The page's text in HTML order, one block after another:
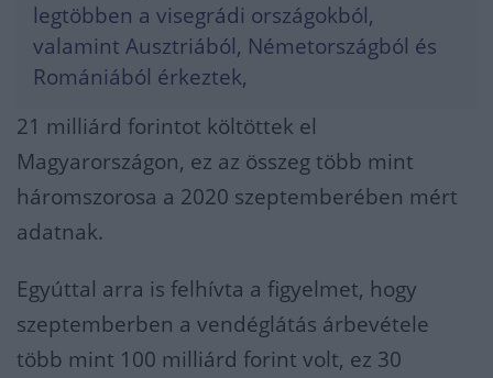
legtöbben a visegrádi országokból,
valamint Ausztriából, Németországból és
Romániából érkeztek,
21 milliárd forintot költöttek el
Magyarországon, ez az összeg több mint
háromszorosa a 2020 szeptemberében mért
adatnak.
Egyúttal arra is felhívta a figyelmet, hogy
szeptemberben a vendéglátás árbevétele
több mint 100 milliárd forint volt, ez 30